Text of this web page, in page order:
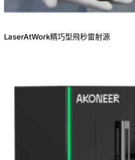
LaserAtWork精巧型飛秒雷射源